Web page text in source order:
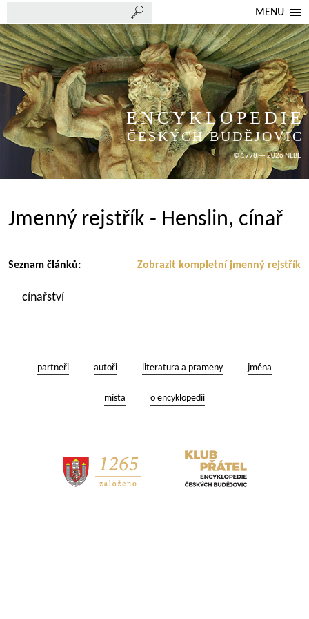
MENU
ENCYKLOPEDIE
ČESKÝCH BUDĚJOVIC
© 1998 — 2026 NEBE
Jmenný rejstřík - Henslin, cínař
Zobrazit kompletní jmenný rejstřík
Seznam článků:
cínařství
partneři autoři literatura a prameny jména
místa o encyklopedii